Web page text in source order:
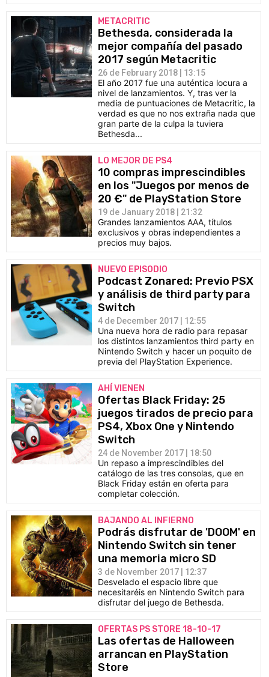
METACRITIC
Bethesda, considerada la
mejor compañía del pasado
2017 según Metacritic
26 de February 2018 | 13:15
El año 2017 fue una auténtica locura a
nivel de lanzamientos. Y, tras ver la
media de puntuaciones de Metacritic, la
verdad es que no nos extraña nada que
gran parte de la culpa la tuviera
Bethesda...
LO MEJOR DE PS4
10 compras imprescindibles
en los "Juegos por menos de
20 €" de PlayStation Store
19 de January 2018 | 21:32
Grandes lanzamientos AAA, títulos
exclusivos y obras independientes a
precios muy bajos.
NUEVO EPISODIO
Podcast Zonared: Previo PSX
y análisis de third party para
Switch
4 de December 2017 | 12:55
Una nueva hora de radio para repasar
los distintos lanzamientos third party en
Nintendo Switch y hacer un poquito de
previa del PlayStation Experience.
AHÍ VIENEN
Ofertas Black Friday: 25
juegos tirados de precio para
PS4, Xbox One y Nintendo
Switch
24 de November 2017 | 18:50
Un repaso a imprescindibles del
catálogo de las tres consolas, que en
Black Friday están en oferta para
completar colección.
BAJANDO AL INFIERNO
Podrás disfrutar de 'DOOM' en
Nintendo Switch sin tener
una memoria micro SD
3 de November 2017 | 12:37
Desvelado el espacio libre que
necesitaréis en Nintendo Switch para
disfrutar del juego de Bethesda.
OFERTAS PS STORE 18-10-17
Las ofertas de Halloween
arrancan en PlayStation
Store